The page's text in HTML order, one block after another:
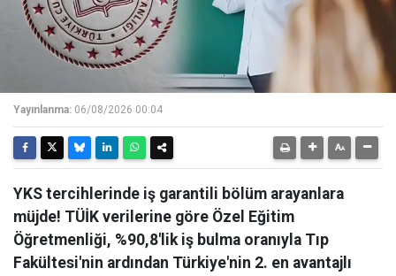
Yayınlanma: 06/08/2026 00:04
YKS tercihlerinde iş garantili bölüm arayanlara
müjde! TÜİK verilerine göre Özel Eğitim
Öğretmenliği, %90,8'lik iş bulma oranıyla Tıp
Fakültesi'nin ardından Türkiye'nin 2. en avantajlı